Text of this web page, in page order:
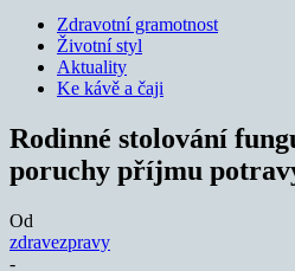
Zdravotní gramotnost
Životní styl
Aktuality
Ke kávě a čaji
Rodinné stolování
poruchy příjmu
Od
zdravezpravy
-